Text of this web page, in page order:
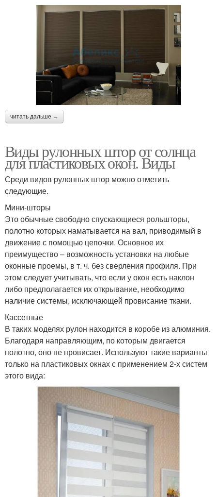
читать дальше →
Виды рулонных штор от солнца
для пластиковых окон. Виды
Среди видов рулонных штор можно отметить
следующие.
Мини-шторы
Это обычные свободно спускающиеся рольшторы,
полотно которых наматывается на вал, приводимый в
движение с помощью цепочки. Основное их
преимущество – возможность установки на любые
оконные проемы, в т. ч. без сверления профиля. При
этом следует учитывать, что если у окон есть наклон
либо предполагается их открывание, необходимо
наличие системы, исключающей провисание ткани.
Кассетные
В таких моделях рулон находится в коробе из алюминия.
Благодаря направляющим, по которым двигается
полотно, оно не провисает. Используют такие варианты
только на пластиковых окнах с применением 2-х систем
этого вида: